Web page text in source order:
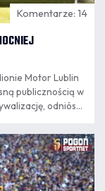
Komentarze: 14
Motor Lublin
publicznością w
odniósł
zdrowia jest